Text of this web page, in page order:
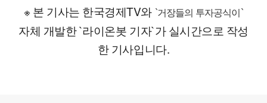
※ 본 기사는 한국경제TV와 `거장들의 투자공식이`
자체 개발한 `라이온봇 기자`가 실시간으로 작성
한 기사입니다.